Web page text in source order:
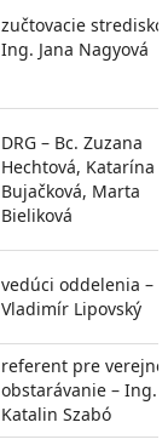
zučtovacie stredisko
Ing. Jana Nagyová
DRG – Bc. Zuzana
Hechtová, Katarína
Bujačková, Marta
Bieliková
vedúci oddelenia –
Vladimír Lipovský
referent pre verejné
obstarávanie – Ing.
Katalin Szabó